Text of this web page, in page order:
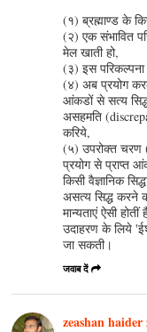
(१) ब्रह्माण्ड के
(२) एक संभावित
मेल खाती हो,
(३) इस
(४) अब प्रयोग
आंकडों से सत्य
असहमति
करिये,
(५) उपरोक्त चरण
प्रयोग से प्राप्त
किसी वैज्ञानिक
असत्य सिद्ध करने
मान्यताएं ऐसी
उदाहरण के लिये
जा सकती।
जवाब दें
zeashan